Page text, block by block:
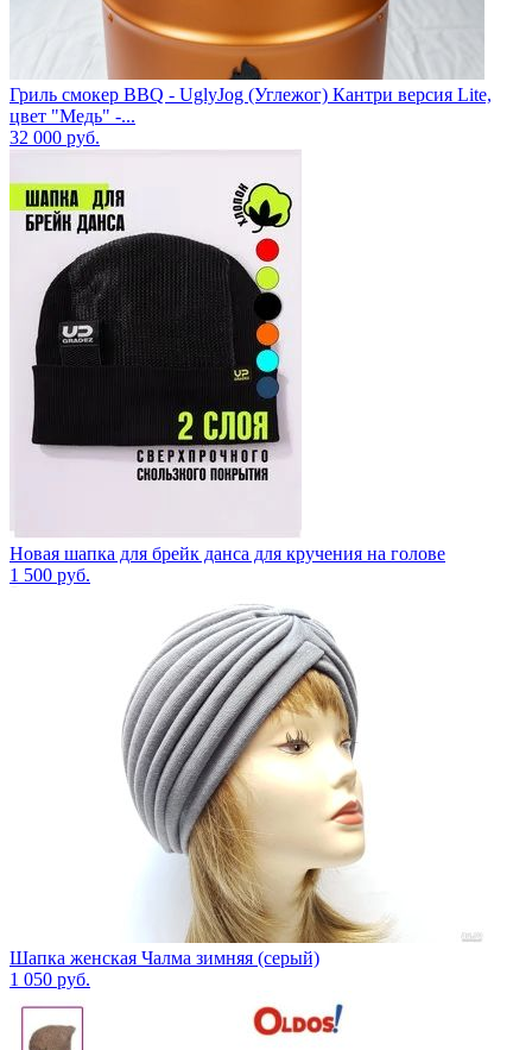
Гриль смокер BBQ - UglyJog (Углежог) Кантри версия Lite,
цвет "Медь" -...
32 000 руб.
Новая шапка для брейк данса для кручения на голове
1 500 руб.
Шапка женская Чалма зимняя (серый)
1 050 руб.